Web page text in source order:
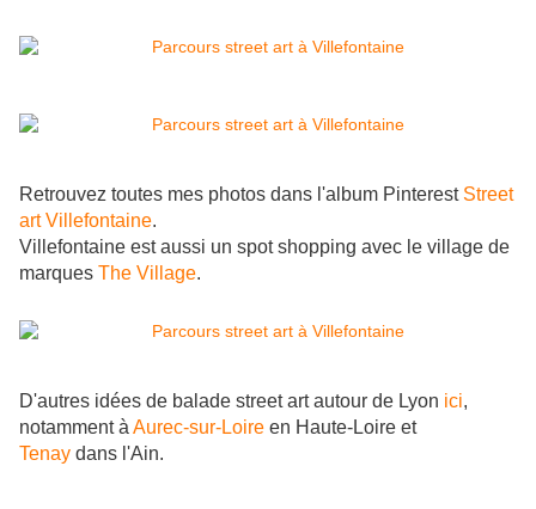
Retrouvez toutes mes photos dans l'album Pinterest Street
art Villefontaine.
Villefontaine est aussi un spot shopping avec le village de
marques The Village.
D'autres idées de balade street art autour de Lyon ici,
notamment à Aurec-sur-Loire en Haute-Loire et
Tenay dans l'Ain.